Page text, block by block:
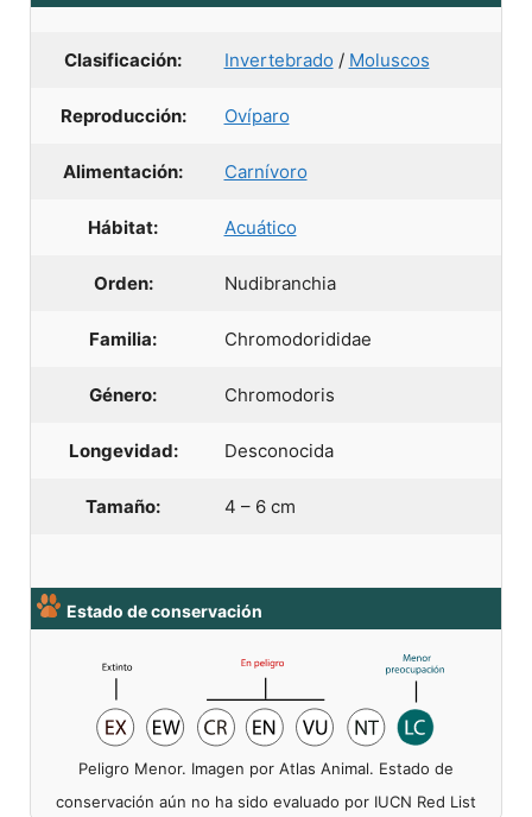
Clasificación: Invertebrado / Moluscos
Reproducción: Ovíparo
Alimentación: Carnívoro
Hábitat: Acuático
Orden: Nudibranchia
Familia: Chromodorididae
Género: Chromodoris
Longevidad: Desconocida
Tamaño: 4 – 6 cm
Estado de conservación
Peligro Menor. Imagen por Atlas Animal. Estado de
conservación aún no ha sido evaluado por IUCN Red List